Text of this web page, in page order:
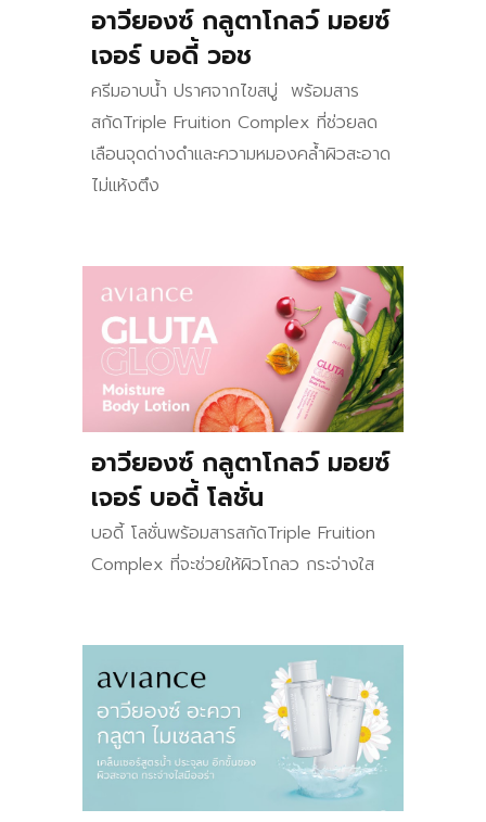
อาวียองซ์ กลูตาโกลว์ มอยซ์
เจอร์ บอดี้ วอช
ครีมอาบน้ำ ปราศจากไขสบู่ พร้อมสาร
สกัดTriple Fruition Complex ที่ช่วยลด
เลือนจุดด่างดำและความหมองคล้ำผิวสะอาด
ไม่แห้งตึง
อาวียองซ์ กลูตาโกลว์ มอยซ์
เจอร์ บอดี้ โลชั่น
บอดี้ โลชั่นพร้อมสารสกัดTriple Fruition
Complex ที่จะช่วยให้ผิวโกลว กระจ่างใส